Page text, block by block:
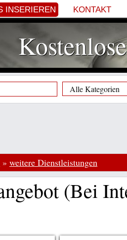
INSERIEREN KONTAKT
» weitere Dienstleistungen
(Bei